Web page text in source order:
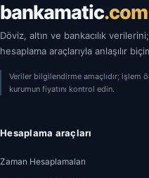
bankamatic.com
Döviz, altın ve bankacılık
hesaplama araçlarıyla anlaşılır
Veriler bilgilendirme amaçlıdır; işlem
kurumun fiyatını kontrol edin.
Hesaplama araçları
Zaman Hesaplamaları